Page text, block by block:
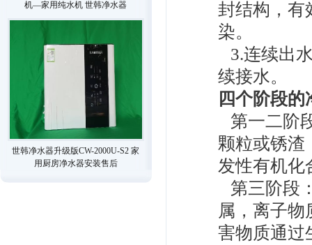
机—家用纯水机 世韩净水器
世韩净水器升级版CW-2000U-S2 家
用厨房净水器安装售后
封结构，有
染。
3.连续出
续接水。
四个阶段的
第一二阶
颗粒或锈渣
发性有机化
第三阶段
属，离子
害物质通过